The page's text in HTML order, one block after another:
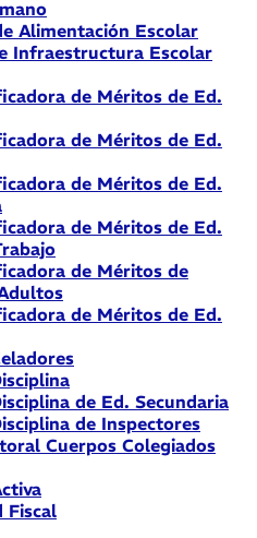
Alimentación Escolar
Infraestructura Escolar
de Méritos de Ed.
de Méritos de Ed.
de Méritos de Ed.
de Méritos de Ed.
de Méritos de
de Méritos de Ed.
de Ed. Secundaria
de Inspectores
Cuerpos Colegiados
Fiscal